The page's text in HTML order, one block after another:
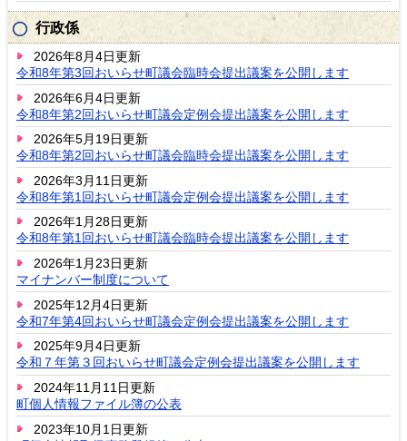
行政係
2026年8月4日更新
令和8年第3回おいらせ町議会臨時会提出議案を公開します
2026年6月4日更新
令和8年第2回おいらせ町議会定例会提出議案を公開します
2026年5月19日更新
令和8年第2回おいらせ町議会臨時会提出議案を公開します
2026年3月11日更新
令和8年第1回おいらせ町議会定例会提出議案を公開します
2026年1月28日更新
令和8年第1回おいらせ町議会臨時会提出議案を公開します
2026年1月23日更新
マイナンバー制度について
2025年12月4日更新
令和7年第4回おいらせ町議会定例会提出議案を公開します
2025年9月4日更新
令和７年第３回おいらせ町議会定例会提出議案を公開します
2024年11月11日更新
町個人情報ファイル簿の公表
2023年10月1日更新